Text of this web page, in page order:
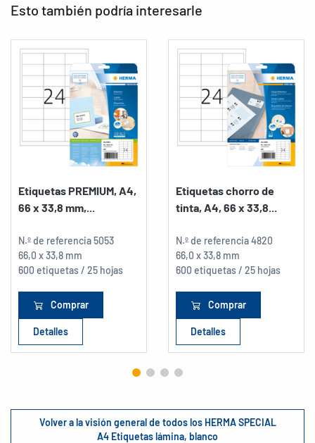
Esto también podría interesarle
Etiquetas PREMIUM, A4,
66 x 33,8 mm,...
N.º de referencia5053
66,0 x 33,8 mm
600 etiquetas / 25 hojas
Comprar
Detalles
Etiquetas chorro de
tinta, A4, 66 x 33,8...
N.º de referencia4820
66,0 x 33,8 mm
600 etiquetas / 25 hojas
Comprar
Detalles
Volver a la visión general de todos los HERMA SPECIAL
A4 Etiquetas lámina, blanco